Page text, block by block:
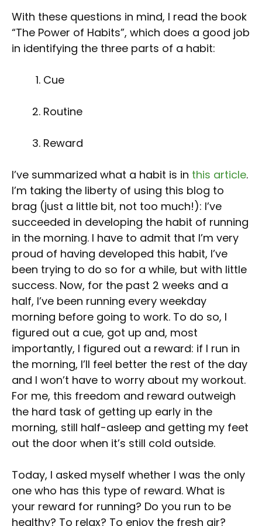
With these questions in mind, I read the book
“The Power of Habits”, which does a good job
in identifying the three parts of a habit:
Cue
Routine
Reward
I’ve summarized what a habit is in this article.
I’m taking the liberty of using this blog to
brag (just a little bit, not too much!): I’ve
succeeded in developing the habit of running
in the morning. I have to admit that I’m very
proud of having developed this habit, I’ve
been trying to do so for a while, but with little
success. Now, for the past 2 weeks and a
half, I’ve been running every weekday
morning before going to work. To do so, I
figured out a cue, got up and, most
importantly, I figured out a reward: if I run in
the morning, I’ll feel better the rest of the day
and I won’t have to worry about my workout.
For me, this freedom and reward outweigh
the hard task of getting up early in the
morning, still half-asleep and getting my feet
out the door when it’s still cold outside.
Today, I asked myself whether I was the only
one who has this type of reward. What is
your reward for running? Do you run to be
healthy? To relax? To enjoy the fresh air?